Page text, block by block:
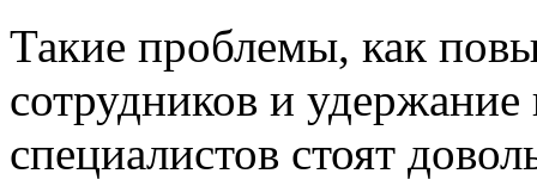
Такие проблемы, как
сотрудников и
специалистов стоят